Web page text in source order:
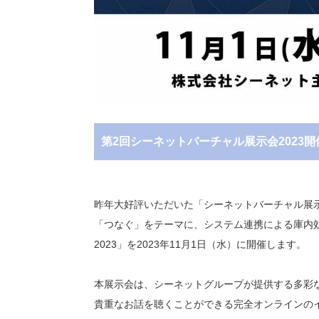
第2回シーネットバーチャル展示会2023開
昨年大好評いただいた「シーネットバーチャル
「つなぐ」をテーマに、システム連携による庫
2023」を2023年11月1日（水）に開催します。
本展示会は、シーネットグループが提供する多
貴重なお話を聴くことができる完全オンラインの